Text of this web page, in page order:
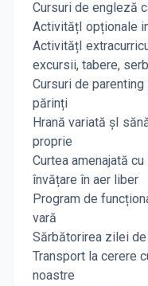
Cursuri de engleză
ActivitățI opționale
ActivitățI
excursii, tabere,
Cursuri de
părinți
Hrană variată șI
proprie
Curtea amenajată
învățare în aer liber
Program de
vară
Sărbătorirea zilei
Transport la cerere
noastre